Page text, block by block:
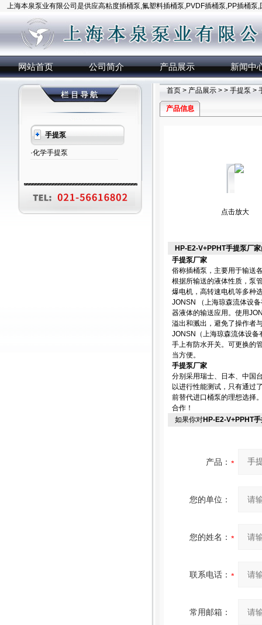
上海本泉泵业有限公司是供应高粘度插桶泵,氟塑料插桶泵,PVDF插桶泵,PP插桶泵
网站首页 公司简介 产品展示 新闻中
手提泵
·化学手提泵
首页 > 产品展示 > > 手提泵 >
产品信息
点击放大
HP-E2-V+PPHT手提泵厂家
手提泵厂家
俗称插桶泵，主要用于输送
根据所输送的液体性质，泵
爆电机，高转速电机等多种
JONSN （上海琼森流体设
器液体的输送应用。使用
溢出和溅出，避免了操作者
JONSN（上海琼森流体设
手上有防水开关。可更换的
当方便。
手提泵厂家
分别采用瑞士、日本、中国
以进行性能测试，只有通过
前替代进口桶泵的理想选择
合作！
如果你对HP-E2-V+PPHT
产品：
您的单位：
您的姓名：
联系电话：
常用邮箱：